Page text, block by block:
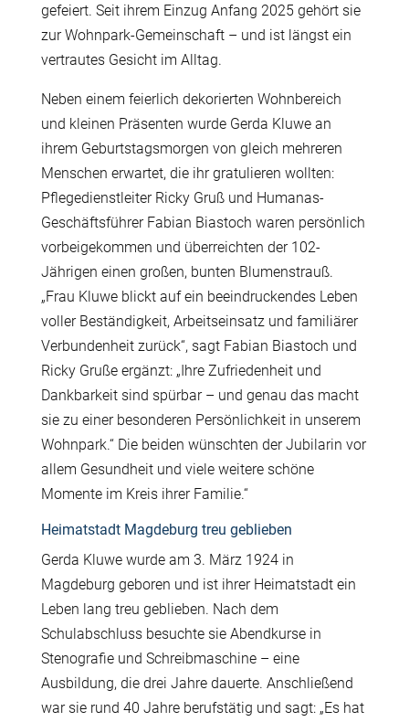
gefeiert. Seit ihrem Einzug Anfang 2025 gehört sie
zur Wohnpark-Gemeinschaft – und ist längst ein
vertrautes Gesicht im Alltag.
Neben einem feierlich dekorierten Wohnbereich
und kleinen Präsenten wurde Gerda Kluwe an
ihrem Geburtstagsmorgen von gleich mehreren
Menschen erwartet, die ihr gratulieren wollten:
Pflegedienstleiter Ricky Gruß und Humanas-
Geschäftsführer Fabian Biastoch waren persönlich
vorbeigekommen und überreichten der 102-
Jährigen einen großen, bunten Blumenstrauß.
„Frau Kluwe blickt auf ein beeindruckendes Leben
voller Beständigkeit, Arbeitseinsatz und familiärer
Verbundenheit zurück“, sagt Fabian Biastoch und
Ricky Gruße ergänzt: „Ihre Zufriedenheit und
Dankbarkeit sind spürbar – und genau das macht
sie zu einer besonderen Persönlichkeit in unserem
Wohnpark.“ Die beiden wünschten der Jubilarin vor
allem Gesundheit und viele weitere schöne
Momente im Kreis ihrer Familie.“
Heimatstadt Magdeburg treu geblieben
Gerda Kluwe wurde am 3. März 1924 in
Magdeburg geboren und ist ihrer Heimatstadt ein
Leben lang treu geblieben. Nach dem
Schulabschluss besuchte sie Abendkurse in
Stenografie und Schreibmaschine – eine
Ausbildung, die drei Jahre dauerte. Anschließend
war sie rund 40 Jahre berufstätig und sagt: „Es hat